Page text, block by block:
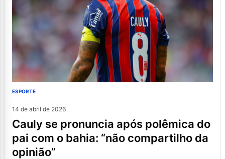
ESPORTE
14 de abril de 2026
cauly se pronuncia após polêmica do
pai com o bahia: “não compartilho da
opinião”